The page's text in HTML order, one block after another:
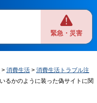
緊急・災害
>消費生活 >消費生活トラブル注
るかのように装った偽サイトに関